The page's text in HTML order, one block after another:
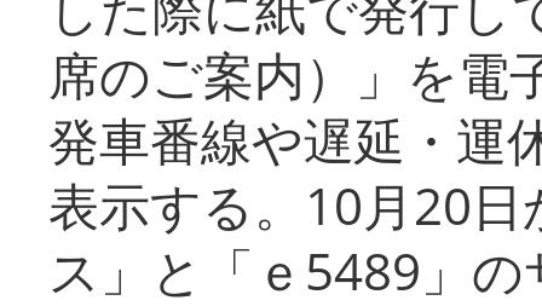
席のご案内）」を電
発車番線や遅延・運
表示する。10月20
ス」と「ｅ5489」